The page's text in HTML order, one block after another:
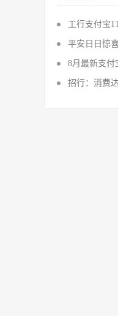
工行支付宝
平安日日惊
8月最新支付
招行：消费